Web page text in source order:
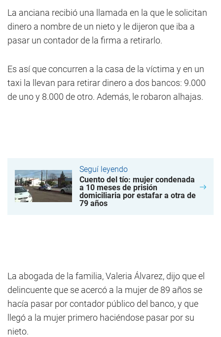
La anciana recibió una llamada en la que le solicitan
dinero a nombre de un nieto y le dijeron que iba a
pasar un contador de la firma a retirarlo.
Es así que concurren a la casa de la víctima y en un
taxi la llevan para retirar dinero a dos bancos: 9.000
de uno y 8.000 de otro. Además, le robaron alhajas.
Seguí leyendo
Cuento del tío: mujer condenada
a 10 meses de prisión
domiciliaria por estafar a otra de
79 años
La abogada de la familia, Valeria Álvarez, dijo que el
delincuente que se acercó a la mujer de 89 años se
hacía pasar por contador público del banco, y que
llegó a la mujer primero haciéndose pasar por su
nieto.